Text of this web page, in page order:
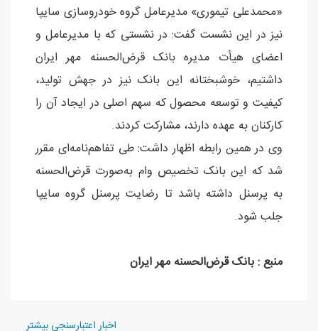
«محمدعلی تیموری» مدیرعامل گروه خودروسازی سایپا
نیز در این نشست گفت: در نشستی که با مدیرعامل و
اعضای هیأت مدیره بانک قرض‌الحسنه مهر ایران
داشتیم، خوشبختانه این بانک نیز در جهش تولید،
کیفیت و توسعه محصول که سهم اصلی در ایجاد آن را
کارکنان به عهده دارند، مشارکت کردند.
وی در همین رابطه اظهار داشت: طی تفاهم‌نامه‌ای مقرر
شد که این بانک تخصیص وام به‌صورت قرض‌الحسنه
به پرسنل داشته باشد تا رضایت پرسنل گروه سایپا
جلب شود.
منبع : بانک قرض‌الحسنه مهر ایران
اخبار اعتبارسنجی بیشتر